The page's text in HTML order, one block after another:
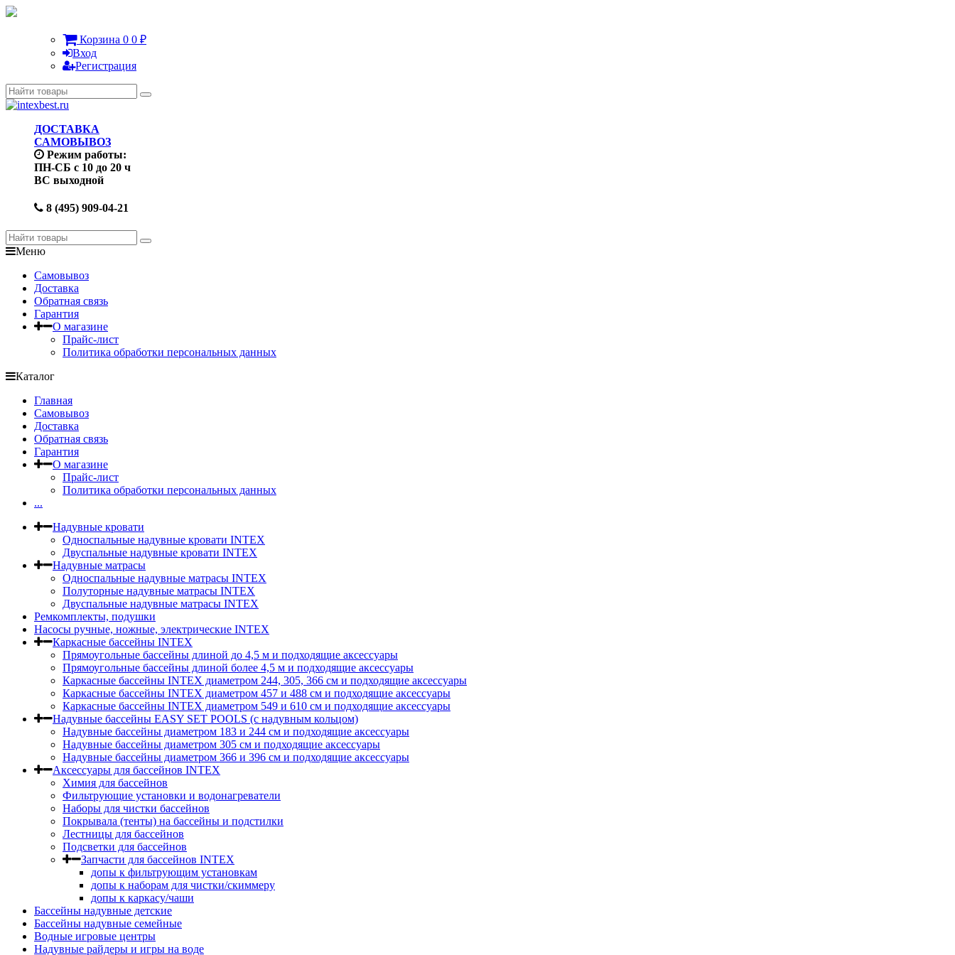
Корзина 0 0 ₽
Вход
Регистрация
ДОСТАВКА
САМОВЫВОЗ
Режим работы:
ПН-СБ с 10 до 20 ч
ВС выходной
8 (495) 909-04-21
Меню
Самовывоз
Доставка
Обратная связь
Гарантия
О магазине
Прайс-лист
Политика обработки персональных данных
Каталог
Главная
Самовывоз
Доставка
Обратная связь
Гарантия
О магазине
Прайс-лист
Политика обработки персональных данных
...
Надувные кровати
Односпальные надувные кровати INTEX
Двуспальные надувные кровати INTEX
Надувные матрасы
Односпальные надувные матрасы INTEX
Полуторные надувные матрасы INTEX
Двуспальные надувные матрасы INTEX
Ремкомплекты, подушки
Насосы ручные, ножные, электрические INTEX
Каркасные бассейны INTEX
Прямоугольные бассейны длиной до 4,5 м и подходящие аксессуары
Прямоугольные бассейны длиной более 4,5 м и подходящие аксессуары
Каркасные бассейны INTEX диаметром 244, 305, 366 см и подходящие аксессуары
Каркасные бассейны INTEX диаметром 457 и 488 cм и подходящие аксессуары
Каркасные бассейны INTEX диаметром 549 и 610 см и подходящие аксессуары
Надувные бассейны EASY SET POOLS (с надувным кольцом)
Надувные бассейны диаметром 183 и 244 см и подходящие аксессуары
Надувные бассейны диаметром 305 см и подходящие аксессуары
Надувные бассейны диаметром 366 и 396 см и подходящие аксессуары
Аксессуары для бассейнов INTEX
Химия для бассейнов
Фильтрующие установки и водонагреватели
Наборы для чистки бассейнов
Покрывала (тенты) на бассейны и подстилки
Лестницы для бассейнов
Подсветки для бассейнов
Запчасти для бассейнов INTEX
допы к фильтрующим установкам
допы к наборам для чистки/скиммеру
допы к каркасу/чаши
Бассейны надувные детские
Бассейны надувные семейные
Водные игровые центры
Надувные райдеры и игры на воде